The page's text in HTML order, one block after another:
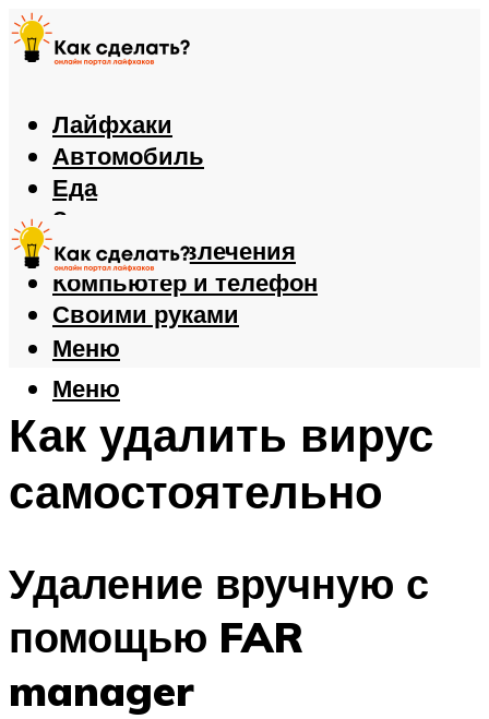
Лайфхаки
Автомобиль
Еда
Здоровье
Игры и развлечения
Компьютер и телефон
Своими руками
Меню
Меню
Как удалить вирус
самостоятельно
Удаление вручную с
помощью FAR
manager